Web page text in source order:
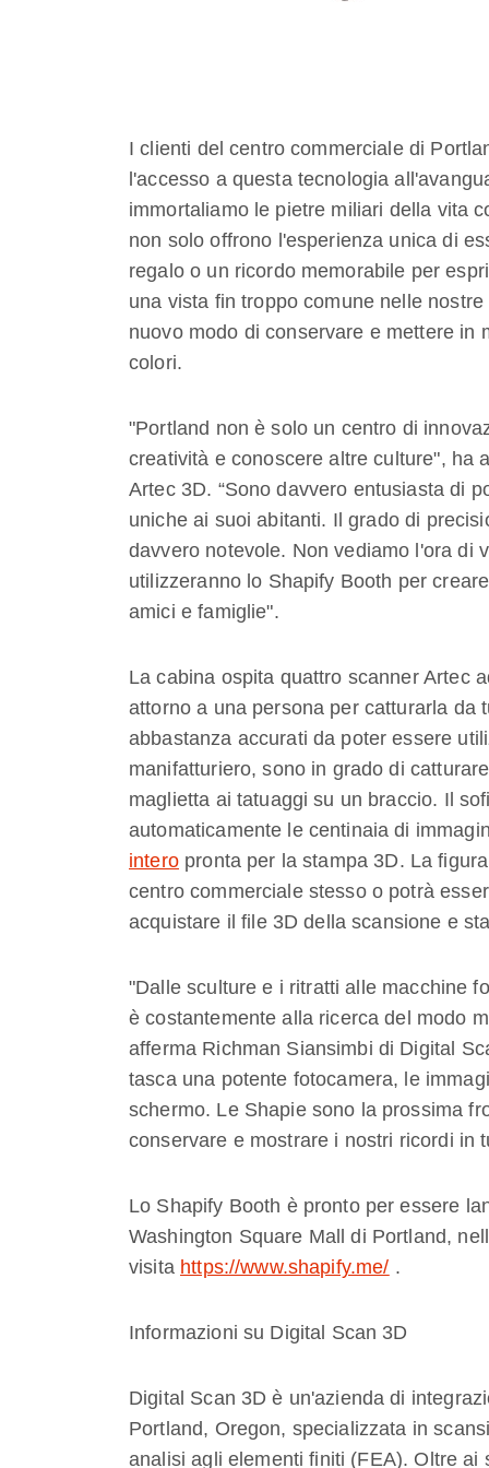
I clienti del centro commerciale di
l'accesso a questa tecnologia
immortaliamo le pietre miliari della vita
non solo offrono l'esperienza unica di
regalo o un ricordo memorabile per
una vista fin troppo comune nelle
nuovo modo di conservare e mettere in
colori.
"Portland non è solo un centro di
creatività e conoscere altre culture", ha
Artec 3D. “Sono davvero entusiasta di
uniche ai suoi abitanti. Il grado di
davvero notevole. Non vediamo l'ora di
utilizzeranno lo Shapify Booth per
amici e famiglie".
La cabina ospita quattro scanner Artec
attorno a una persona per catturarla da
abbastanza accurati da poter essere
manifatturiero, sono in grado di
maglietta ai tatuaggi su un braccio. Il
automaticamente le centinaia di
interopronta per la stampa 3D. La
centro commerciale stesso o potrà
acquistare il file 3D della scansione e
"Dalle sculture e i ritratti alle macchine
è costantemente alla ricerca del modo
afferma Richman Siansimbi di Digital
tasca una potente fotocamera, le
schermo. Le Shapie sono la prossima
conservare e mostrare i nostri ricordi in
Lo Shapify Booth è pronto per essere
Washington Square Mall di Portland,
visita https://www.shapify.me/ .
Informazioni su Digital Scan 3D
Digital Scan 3D è un'azienda di
Portland, Oregon, specializzata in
analisi agli elementi finiti (FEA). Oltre